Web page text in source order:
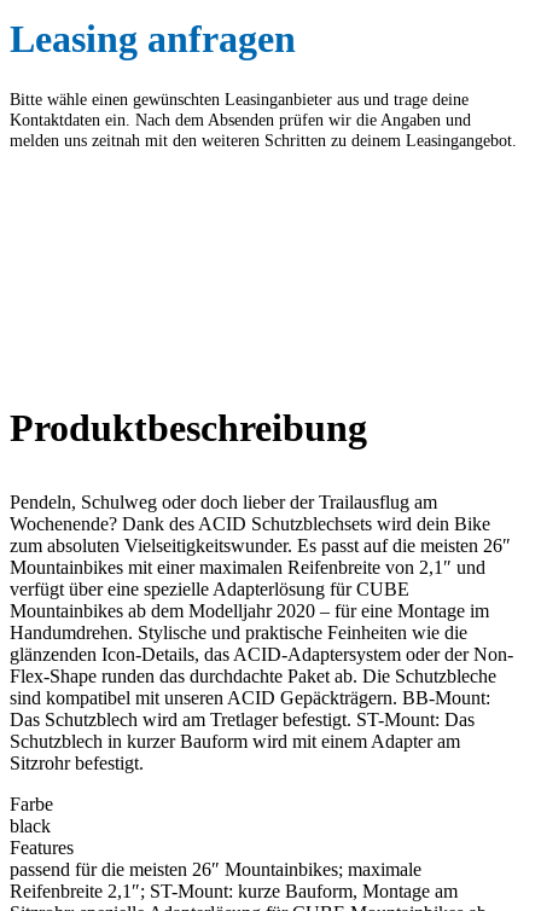
Leasing anfragen
Bitte wähle einen gewünschten Leasing­anbieter aus und trage deine
Kontakt­daten ein. Nach dem Absenden prüfen wir die Angaben und
melden uns zeitnah mit den weiteren Schritten zu deinem Leasing­angebot.
Produkt­beschreibung
Pendeln, Schulweg oder doch lieber der Trailausflug am
Wochenende? Dank des ACID Schutzblechsets wird dein Bike
zum absoluten Vielseitigkeitswunder. Es passt auf die meisten 26″
Mountainbikes mit einer maximalen Reifenbreite von 2,1″ und
verfügt über eine spezielle Adapterlösung für CUBE
Mountainbikes ab dem Modelljahr 2020 – für eine Montage im
Handumdrehen. Stylische und praktische Feinheiten wie die
glänzenden Icon-Details, das ACID-Adaptersystem oder der Non-
Flex-Shape runden das durchdachte Paket ab. Die Schutzbleche
sind kompatibel mit unseren ACID Gepäckträgern. BB-Mount:
Das Schutzblech wird am Tretlager befestigt. ST-Mount: Das
Schutzblech in kurzer Bauform wird mit einem Adapter am
Sitzrohr befestigt.
Farbe
black
Features
passend für die meisten 26″ Mountainbikes; maximale
Reifenbreite 2,1″; ST-Mount: kurze Bauform, Montage am